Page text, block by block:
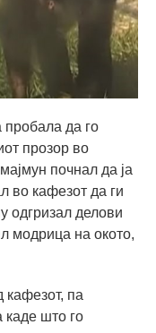
пробала да го
прозор во
почнал да ја
во кафезот да ги
одгризал делови
модрица на окото,
кафезот, па
што го